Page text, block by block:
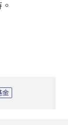
。
金